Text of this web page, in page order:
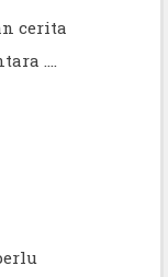
cerita
....